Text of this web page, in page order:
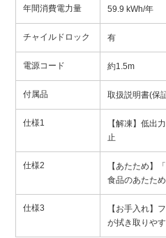
年間消費電力量 59.9 kWh/年
チャイルドロック 有
電源コード 約1.5m
付属品 取扱説明書(保
仕様1
【解凍】低出
止
仕様2
【あたため】
食品のあたた
仕様3
【お手入れ】
が拭き取りや